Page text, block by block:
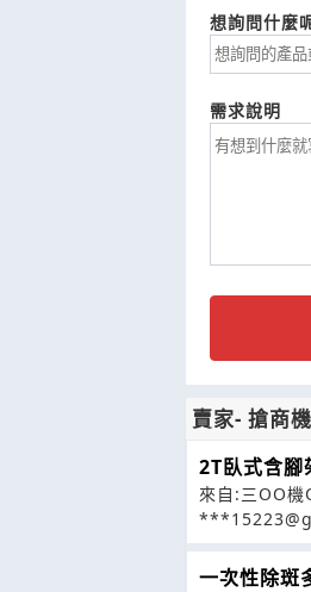
想詢問什麼
需求說明
賣家- 搶商機
2T臥式含腳
來自:三OO機
一次性除斑